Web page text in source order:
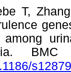
T,